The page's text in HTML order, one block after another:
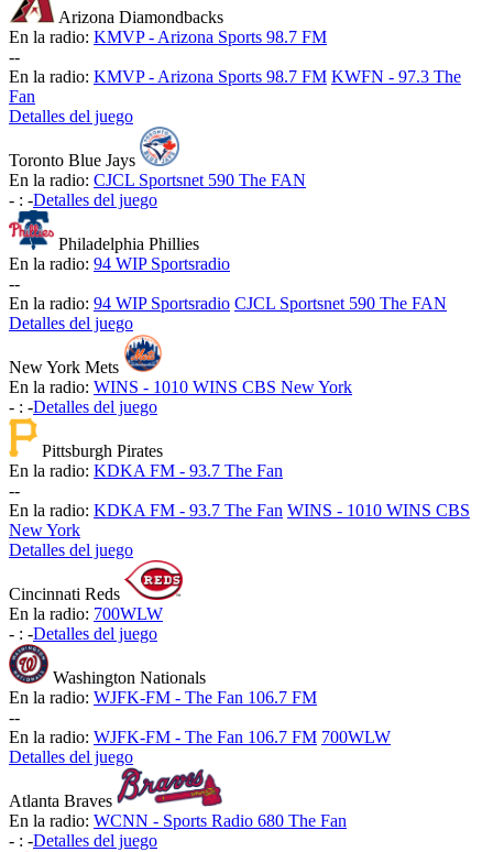
Arizona Diamondbacks
En la radio: KMVP - Arizona Sports 98.7 FM
--
En la radio: KMVP - Arizona Sports 98.7 FM KWFN - 97.3 The
Fan
Detalles del juego
Toronto Blue Jays
En la radio: CJCL Sportsnet 590 The FAN
- : -Detalles del juego
Philadelphia Phillies
En la radio: 94 WIP Sportsradio
--
En la radio: 94 WIP Sportsradio CJCL Sportsnet 590 The FAN
Detalles del juego
New York Mets
En la radio: WINS - 1010 WINS CBS New York
- : -Detalles del juego
Pittsburgh Pirates
En la radio: KDKA FM - 93.7 The Fan
--
En la radio: KDKA FM - 93.7 The Fan WINS - 1010 WINS CBS
New York
Detalles del juego
Cincinnati Reds
En la radio: 700WLW
- : -Detalles del juego
Washington Nationals
En la radio: WJFK-FM - The Fan 106.7 FM
--
En la radio: WJFK-FM - The Fan 106.7 FM 700WLW
Detalles del juego
Atlanta Braves
En la radio: WCNN - Sports Radio 680 The Fan
- : -Detalles del juego